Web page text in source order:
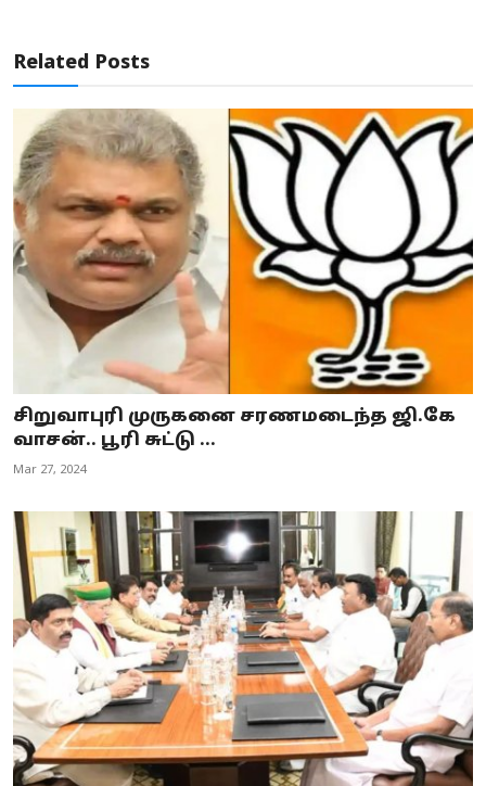
Related Posts
சிறுவாபுரி முருகனை சரணமடைந்த ஜி.கே
வாசன்.. பூரி சுட்டு ...
Mar 27, 2024